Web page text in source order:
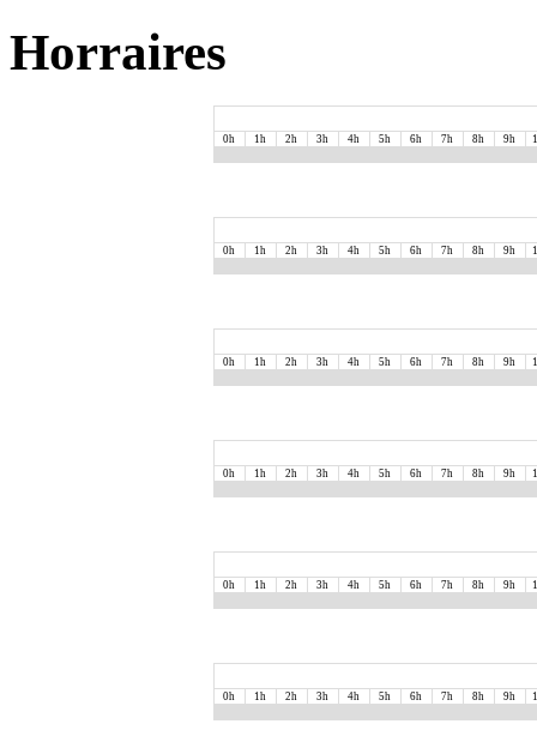
Horraires
0h 1h 2h 3h 4h 5h 6h 7h 8h 9h
0h 1h 2h 3h 4h 5h 6h 7h 8h 9h
0h 1h 2h 3h 4h 5h 6h 7h 8h 9h
0h 1h 2h 3h 4h 5h 6h 7h 8h 9h
0h 1h 2h 3h 4h 5h 6h 7h 8h 9h
0h 1h 2h 3h 4h 5h 6h 7h 8h 9h